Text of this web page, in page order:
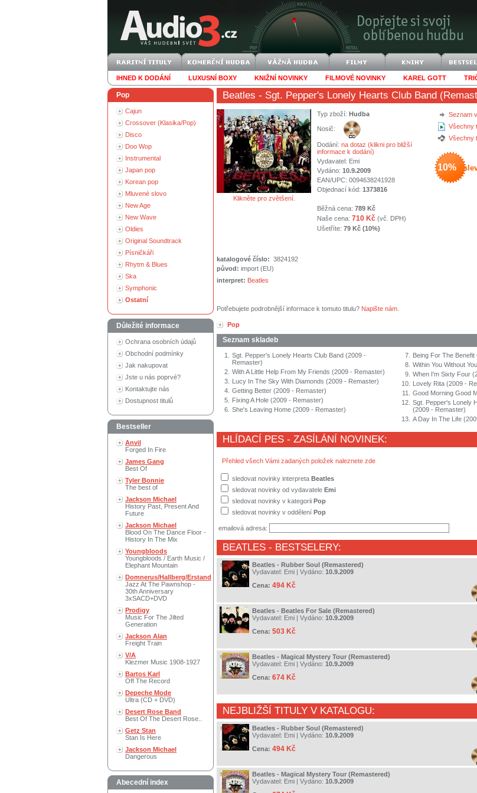
IHNED K DODÁNÍ LUXUSNÍ BOXY KNIŽNÍ NOVINKY FILMOVÉ NOVINKY KAREL GOTT
Pop
Cajun
Crossover (Klasika/Pop)
Disco
Doo Wop
Instrumental
Japan pop
Korean pop
Mluvené slovo
New Age
New Wave
Oldies
Original Soundtrack
Písničkáři
Rhytm & Blues
Ska
Symphonic
Ostatní
Důležité informace
Ochrana osobních údajů
Obchodní podmínky
Jak nakupovat
Jste u nás poprvé?
Kontaktujte nás
Dostupnost titulů
Bestseller
Anvil
Forged In Fire
James Gang
Best Of
Tyler Bonnie
The best of
Jackson Michael
History Past, Present And
Future
Jackson Michael
Blood On The Dance Floor -
History In The Mix
Youngbloods
Youngbloods / Earth Music /
Elephant Mountain
Domnerus/Hallberg/Erstand
Jazz At The Pawnshop -
30th Anniversary
3xSACD+DVD
Prodigy
Music For The Jilted
Generation
Jackson Alan
Freight Train
V/A
Klezmer Music 1908-1927
Bartos Karl
Off The Record
Depeche Mode
Ultra (CD + DVD)
Desert Rose Band
Best Of The Desert Rose..
Getz Stan
Stan Is Here
Jackson Michael
Dangerous
Abecední index
Beatles - Sgt. Pepper's Lonely Hearts Club Band
Klikněte pro zvětšení.
Seznam
Všechny
Všechny
10%
Typ zboží: Hudba
Nosič:
Dodání: na dotaz (klikni pro bližší
informace k dodání)
Vydavatel: Emi
Vydáno: 10.9.2009
EAN/UPC: 0094638241928
Objednací kód: 1373816
Běžná cena: 789 Kč
Naše cena: 710 Kč (vč. DPH)
Ušetříte: 79 Kč (10%)
katalogové číslo: 3824192
původ: import (EU)
interpret: Beatles
Potřebujete podrobnější informace k tomuto titulu? Napište nám
Pop
Seznam skladeb
1.
Sgt. Pepper's Lonely Hearts Club Band (2009 -
Remaster)
2. With A Little Help From My Friends (2009 - Remaster)
3.
Lucy In The Sky With Diamonds (2009 - Remaster)
4. Getting Better (2009 - Remaster)
5.
Fixing A Hole (2009 - Remaster)
6. She's Leaving Home (2009 - Remaster)
7.
Being For The
8. Within You Without
9. When I'm Sixty Four
10.
Lovely Rita (2009 -
11.
Good Morning Good
12. Sgt. Pepper's Lonely
(2009 - Remaster)
13. A Day In The Life
HLÍDACÍ PES - ZASÍLÁNÍ NOVINEK:
Přehled všech Vámi zadaných položek naleznete zde
sledovat novinky interpreta Beatles
sledovat novinky od vydavatele Emi
sledovat novinky v kategorii Pop
sledovat novinky v oddělení Pop
emailová adresa:
BEATLES - BESTSELERY:
Beatles - Rubber Soul (Remastered)
Vydavatel: Emi | Vydáno: 10.9.2009
Cena: 494 Kč
Beatles - Beatles For Sale (Remastered)
Vydavatel: Emi | Vydáno: 10.9.2009
Cena: 503 Kč
Beatles - Magical Mystery Tour (Remastered)
Vydavatel: Emi | Vydáno: 10.9.2009
Cena: 674 Kč
NEJBLIŽŠÍ TITULY V KATALOGU:
Beatles - Rubber Soul (Remastered)
Vydavatel: Emi | Vydáno: 10.9.2009
Cena: 494 Kč
Beatles - Magical Mystery Tour (Remastered)
Vydavatel: Emi | Vydáno: 10.9.2009